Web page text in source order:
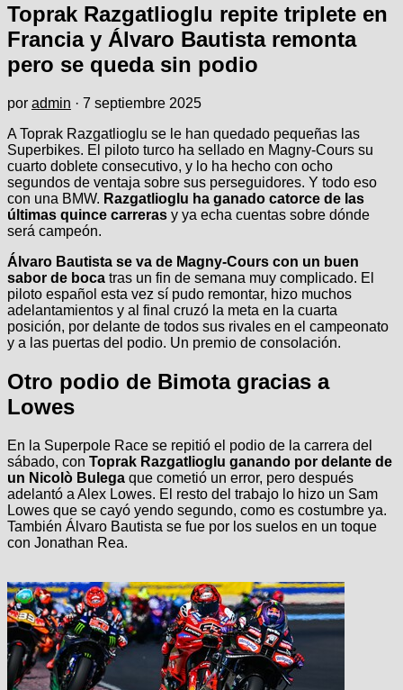
Toprak Razgatlioglu repite triplete en
Francia y Álvaro Bautista remonta
pero se queda sin podio
por admin · 7 septiembre 2025
A Toprak Razgatlioglu se le han quedado pequeñas las
Superbikes. El piloto turco ha sellado en Magny-Cours su
cuarto doblete consecutivo, y lo ha hecho con ocho
segundos de ventaja sobre sus perseguidores. Y todo eso
con una BMW. Razgatlioglu ha ganado catorce de las
últimas quince carreras y ya echa cuentas sobre dónde
será campeón.
Álvaro Bautista se va de Magny-Cours con un buen
sabor de boca tras un fin de semana muy complicado. El
piloto español esta vez sí pudo remontar, hizo muchos
adelantamientos y al final cruzó la meta en la cuarta
posición, por delante de todos sus rivales en el campeonato
y a las puertas del podio. Un premio de consolación.
Otro podio de Bimota gracias a
Lowes
En la Superpole Race se repitió el podio de la carrera del
sábado, con Toprak Razgatlioglu ganando por delante de
un Nicolò Bulega que cometió un error, pero después
adelantó a Alex Lowes. El resto del trabajo lo hizo un Sam
Lowes que se cayó yendo segundo, como es costumbre ya.
También Álvaro Bautista se fue por los suelos en un toque
con Jonathan Rea.